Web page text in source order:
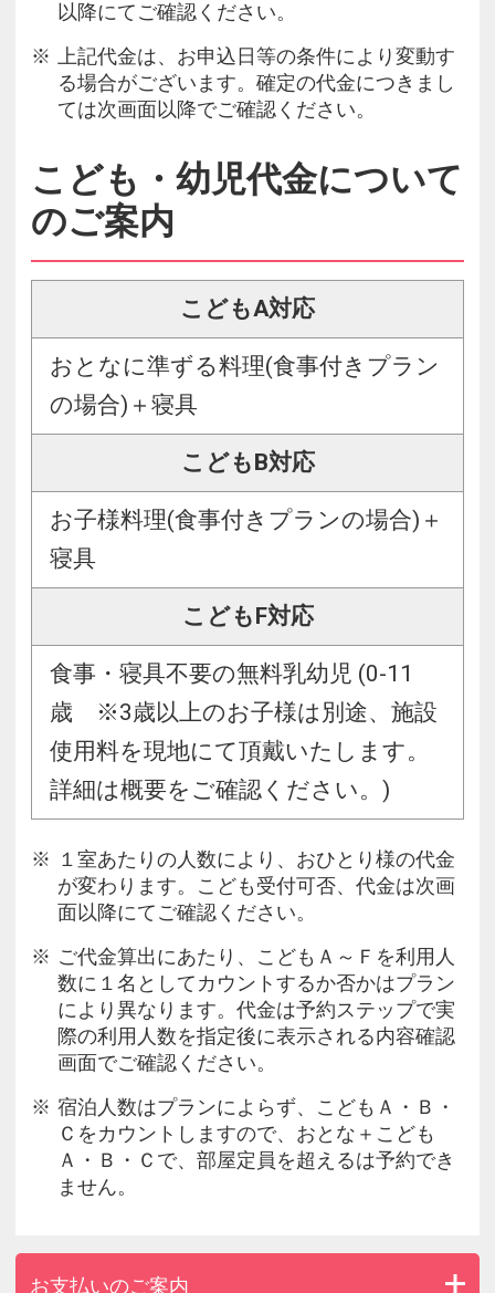
以降にてご確認ください。
上記代金は、お申込日等の条件により変動す
る場合がございます。確定の代金につきまし
ては次画面以降でご確認ください。
こども・幼児代金について
のご案内
こどもA対応
おとなに準ずる料理(食事付きプラン
の場合)＋寝具
こどもB対応
お子様料理(食事付きプランの場合)＋
寝具
こどもF対応
食事・寝具不要の無料乳幼児 (0-11
歳 ※3歳以上のお子様は別途、施設
使用料を現地にて頂戴いたします。
詳細は概要をご確認ください。)
１室あたりの人数により、おひとり様の代金
が変わります。こども受付可否、代金は次画
面以降にてご確認ください。
ご代金算出にあたり、こどもＡ～Ｆを利用人
数に１名としてカウントするか否かはプラン
により異なります。代金は予約ステップで実
際の利用人数を指定後に表示される内容確認
画面でご確認ください。
宿泊人数はプランによらず、こどもＡ・Ｂ・
Ｃをカウントしますので、おとな＋こども
Ａ・Ｂ・Ｃで、部屋定員を超えるは予約でき
ません。
お支払いのご案内